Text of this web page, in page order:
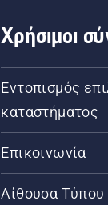
Χρήσιμοι
Εντοπισμός
καταστήματος
Επικοινωνία
Αίθουσα Τύπου